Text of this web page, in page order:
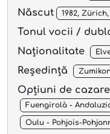
Născut 1982,
Tonul vocii /
Naționalitate
Reședință
Opțiuni de cazare
Fuengirolà -
Oulu - Pohjois-